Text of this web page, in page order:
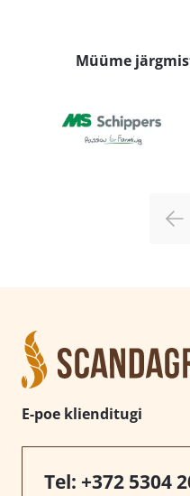
Müüme
E-poe klienditugi
Tel: +372 5304